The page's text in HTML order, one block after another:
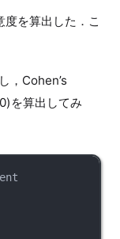
を算出した．こ
，Cohen’s
を算出してみ